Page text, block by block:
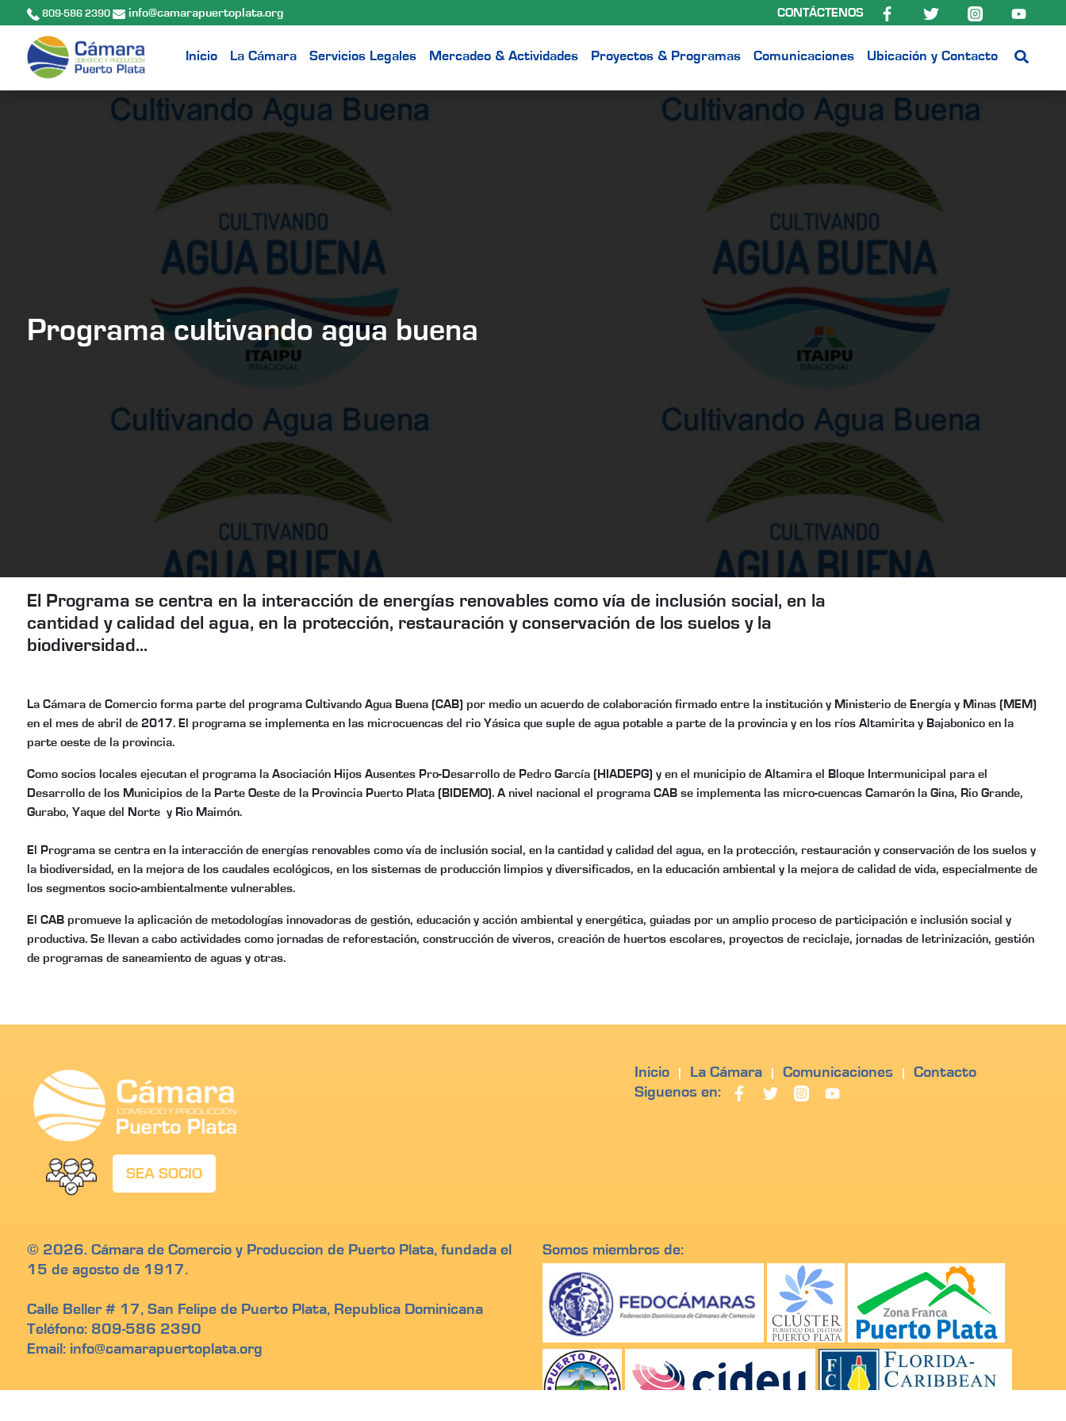
809-586 2390 info@camarapuertoplata.org CONTÁCTENOS
Inicio La Cámara Servicios Legales Mercadeo & Actividades Proyectos & Programas Comunicaciones Ubicación y Contacto
Programa cultivando agua buena
El Programa se centra en la interacción de energías renovables como vía de inclusión social, en la
cantidad y calidad del agua, en la protección, restauración y conservación de los suelos y la
biodiversidad...
La Cámara de Comercio forma parte del programa Cultivando Agua Buena (CAB) por medio un acuerdo de colaboración firmado entre la institución y Ministerio de Energía y Minas (MEM)
en el mes de abril de 2017. El programa se implementa en las microcuencas del rio Yásica que suple de agua potable a parte de la provincia y en los ríos Altamirita y Bajabonico en la
parte oeste de la provincia.
Como socios locales ejecutan el programa la Asociación Hijos Ausentes Pro-Desarrollo de Pedro García (HIADEPG) y en el municipio de Altamira el Bloque Intermunicipal para el
Desarrollo de los Municipios de la Parte Oeste de la Provincia Puerto Plata (BIDEMO). A nivel nacional el programa CAB se implementa las micro-cuencas Camarón la Gina, Rio Grande,
Gurabo, Yaque del Norte y Rio Maimón.
El Programa se centra en la interacción de energías renovables como vía de inclusión social, en la cantidad y calidad del agua, en la protección, restauración y conservación de los suelos y
la biodiversidad, en la mejora de los caudales ecológicos, en los sistemas de producción limpios y diversificados, en la educación ambiental y la mejora de calidad de vida, especialmente de
los segmentos socio-ambientalmente vulnerables.
El CAB promueve la aplicación de metodologías innovadoras de gestión, educación y acción ambiental y energética, guiadas por un amplio proceso de participación e inclusión social y
productiva. Se llevan a cabo actividades como jornadas de reforestación, construcción de viveros, creación de huertos escolares, proyectos de reciclaje, jornadas de letrinización, gestión
de programas de saneamiento de aguas y otras.
SEA SOCIO
Inicio | La Cámara | Comunicaciones |
Contacto
Siguenos en:
© 2026. Cámara de Comercio y Produccion de Puerto Plata, fundada el
15 de agosto de 1917.
Calle Beller # 17, San Felipe de Puerto Plata, Republica Dominicana
Teléfono: 809-586 2390
Email: info@camarapuertoplata.org
Somos miembros de: